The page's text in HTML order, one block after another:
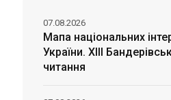
Мапа національних
України. ХІІІ
читання
07.08.2026